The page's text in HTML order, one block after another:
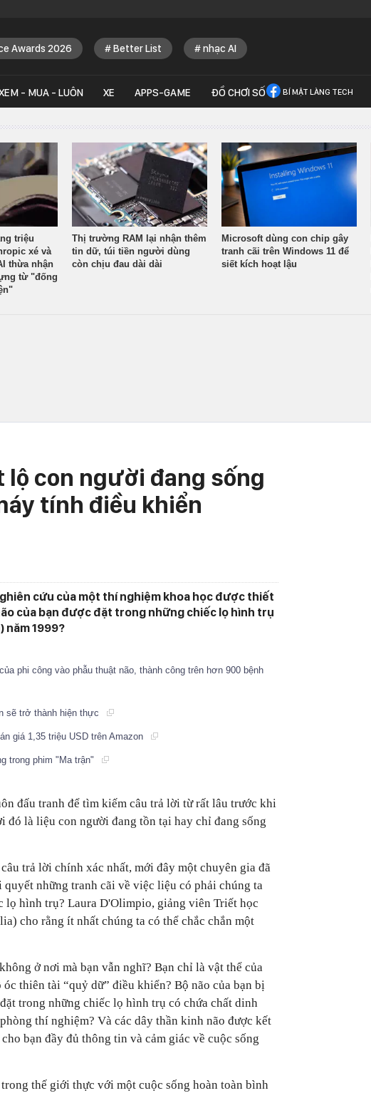
Awards 2026 Better List nhạc AI
- MUA - LUÔN XE APPS-GAME ĐỒ CHƠI SỐ BÍ MẬT LÀNG TECH
triệu
xé và
thừa nhận
từ "đống
Thị trường RAM lại nhận thêm
tin dữ, túi tiền người dùng
còn chịu đau dài dài
Microsoft dùng con chip gây
tranh cãi trên Windows 11 để
siết kích hoạt lậu
lộ con người đang sống
tính điều khiển
cứu của một thí nghiệm khoa học được thiết
của bạn được đặt trong những chiếc lọ hình trụ
năm 1999?
phi công vào phẫu thuật não, thành công trên hơn 900 bệnh
sẽ trở thành hiện thực
giá 1,35 triệu USD trên Amazon
trong phim "Ma trận"
đấu tranh để tìm kiếm câu trả lời từ rất lâu trước khi
là liệu con người đang tồn tại hay chỉ đang sống
trả lời chính xác nhất, mới đây một chuyên gia đã
những tranh cãi về việc liệu có phải chúng ta
lọ hình trụ? Laura D'Olimpio, giảng viên Triết học
cho rằng ít nhất chúng ta có thể chắc chắn một
ở nơi mà bạn vẫn nghĩ? Bạn chỉ là vật thể của
thiên tài “quỷ dữ” điều khiển? Bộ não của bạn bị
trong những chiếc lọ hình trụ có chứa chất dinh
thí nghiệm? Và các dây thần kinh não được kết
bạn đầy đủ thông tin và cảm giác về cuộc sống
thế giới thực với một cuộc sống hoàn toàn bình